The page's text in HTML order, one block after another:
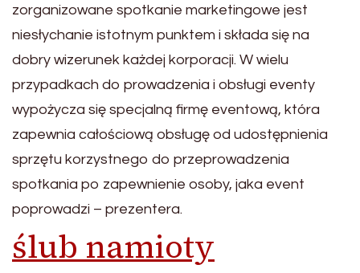
zorganizowane spotkanie marketingowe jest
niesłychanie istotnym punktem i składa się na
dobry wizerunek każdej korporacji. W wielu
przypadkach do prowadzenia i obsługi eventy
wypożycza się specjalną firmę eventową, która
zapewnia całościową obsługę od udostępnienia
sprzętu korzystnego do przeprowadzenia
spotkania po zapewnienie osoby, jaka event
poprowadzi – prezentera.
ślub namioty